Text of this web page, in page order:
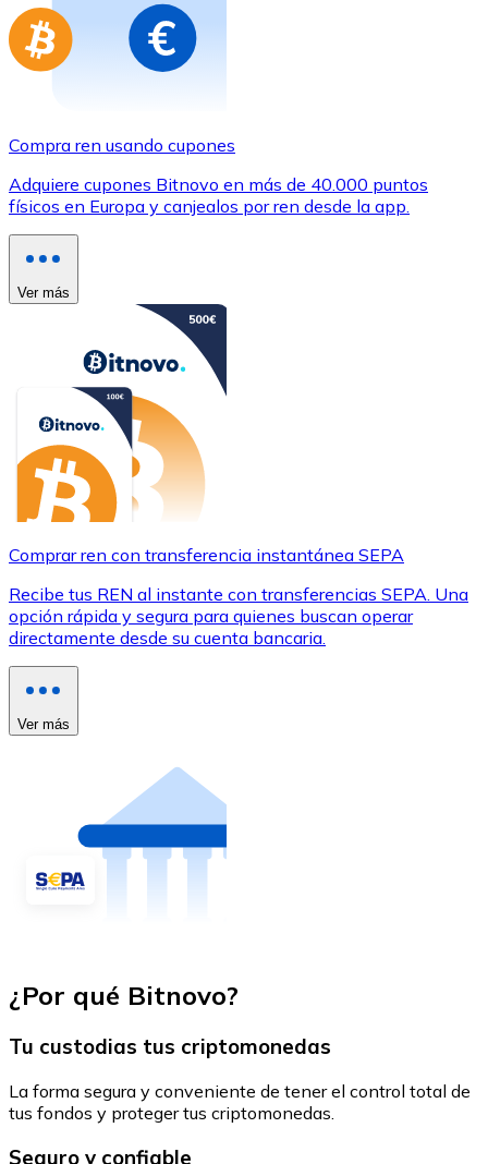
Compra ren usando cupones
Adquiere cupones Bitnovo en más de 40.000 puntos
físicos en Europa y canjealos por ren desde la app.
Ver más
Comprar ren con transferencia instantánea SEPA
Recibe tus REN al instante con transferencias SEPA. Una
opción rápida y segura para quienes buscan operar
directamente desde su cuenta bancaria.
Ver más
¿Por qué Bitnovo?
Tu custodias tus criptomonedas
La forma segura y conveniente de tener el control total de
tus fondos y proteger tus criptomonedas.
Seguro y confiable